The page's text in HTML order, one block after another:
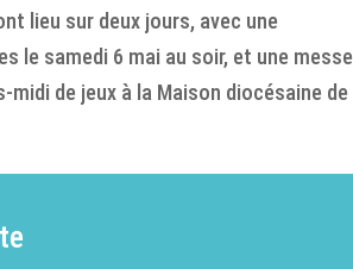
lieu sur deux jours, avec une
le samedi 6 mai au soir, et une messe
midi de jeux à la Maison diocésaine de